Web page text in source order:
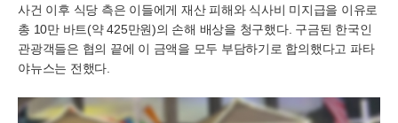
사건 이후 식당 측은 이들에게 재산 피해와 식사비 미지급을 이유로
총 10만 바트(약 425만원)의 손해 배상을 청구했다. 구금된 한국인
관광객들은 협의 끝에 이 금액을 모두 부담하기로 합의했다고 파타
야뉴스는 전했다.